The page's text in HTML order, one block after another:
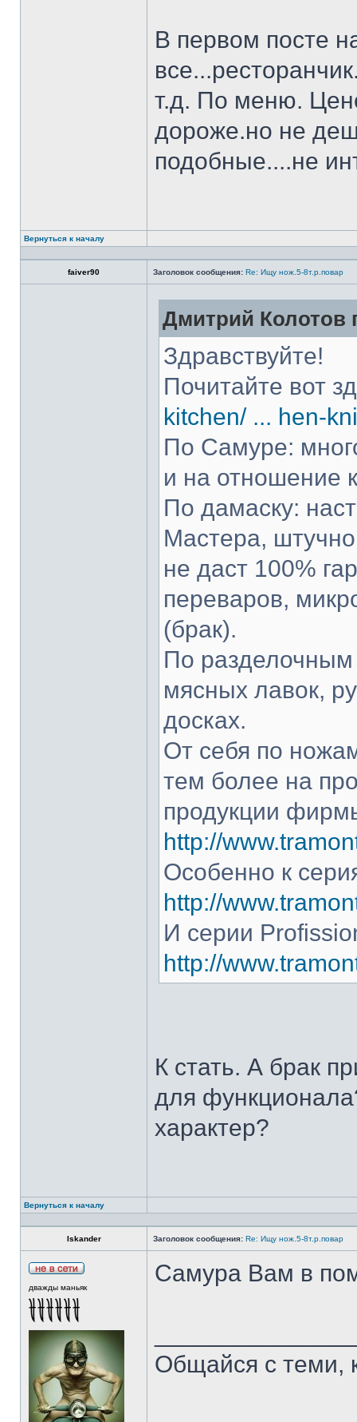
В первом посте
т.д. По меню.
дороже.но не
подобные....не
Вернуться к началу
faiver90 Заголовок сообщения: Re: Ищу нож.5-8т.р.повар
Дмитрий Колотов
Здравствуйте!
Почитайте вот
kitchen/ ... hen-
По Самуре:
и на отношение
По дамаску:
Мастера,
не даст 100%
переваров,
(брак).
По разделочным
мясных лавок,
досках.
От себя по
тем более на
продукции
http://
Особенно к
http://
И серии
http://
К стать. А брак
для
характер?
Вернуться к началу
Iskander Заголовок сообщения: Re: Ищу нож.5-8т.р.повар
дважды маньяк
Самура Вам в
Общайся с теми,